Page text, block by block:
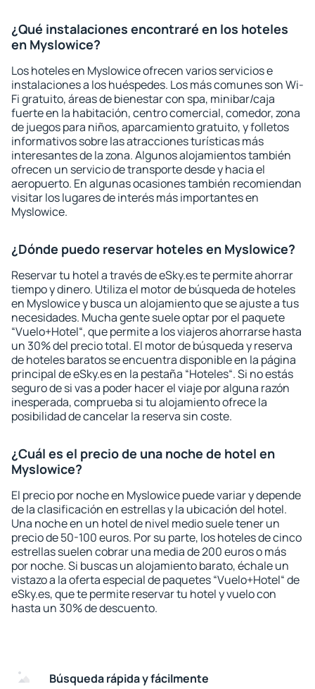
¿Qué instalaciones encontraré en los hoteles
en Myslowice?
Los hoteles en Myslowice ofrecen varios servicios e
instalaciones a los huéspedes. Los más comunes son Wi-
Fi gratuito, áreas de bienestar con spa, minibar/caja
fuerte en la habitación, centro comercial, comedor, zona
de juegos para niños, aparcamiento gratuito, y folletos
informativos sobre las atracciones turísticas más
interesantes de la zona. Algunos alojamientos también
ofrecen un servicio de transporte desde y hacia el
aeropuerto. En algunas ocasiones también recomiendan
visitar los lugares de interés más importantes en
Myslowice.
¿Dónde puedo reservar hoteles en Myslowice?
Reservar tu hotel a través de eSky.es te permite ahorrar
tiempo y dinero. Utiliza el motor de búsqueda de hoteles
en Myslowice y busca un alojamiento que se ajuste a tus
necesidades. Mucha gente suele optar por el paquete
“Vuelo+Hotel“, que permite a los viajeros ahorrarse hasta
un 30% del precio total. El motor de búsqueda y reserva
de hoteles baratos se encuentra disponible en la página
principal de eSky.es en la pestaña “Hoteles“. Si no estás
seguro de si vas a poder hacer el viaje por alguna razón
inesperada, comprueba si tu alojamiento ofrece la
posibilidad de cancelar la reserva sin coste.
¿Cuál es el precio de una noche de hotel en
Myslowice?
El precio por noche en Myslowice puede variar y depende
de la clasificación en estrellas y la ubicación del hotel.
Una noche en un hotel de nivel medio suele tener un
precio de 50-100 euros. Por su parte, los hoteles de cinco
estrellas suelen cobrar una media de 200 euros o más
por noche. Si buscas un alojamiento barato, échale un
vistazo a la oferta especial de paquetes “Vuelo+Hotel“ de
eSky.es, que te permite reservar tu hotel y vuelo con
hasta un 30% de descuento.
Búsqueda rápida y fácilmente